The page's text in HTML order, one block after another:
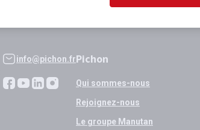
info@pichon.frPichon
Qui sommes-nous
Rejoignez-nous
Le groupe Manutan